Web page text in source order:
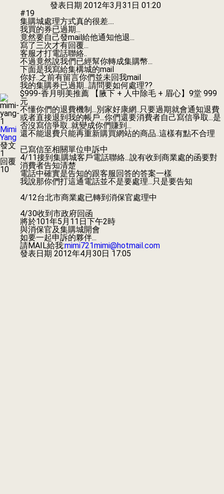
發表日期 2012年3月31日 01:20
Mimi
Yang
發文
1
回覆
10
#19
集購城處理方式真的很差....
我買的券已過期...
竟然要自己發mail給他通知他退...
寫了三次才有回覆...
客服才打電話聯絡..
不過竟然說我們已經幫你轉成集購幣...
下面是我寫給集構城的mail
你好..之前有留言你們並未回我mail
我的集購券已過期...請問要如何處理??
$999-香月明美推薦 【腋下 + 人中除毛 + 眉心】9堂 999
元
不懂你們的退費機制...別家好康網..只要過期就會通知退費
或者直接退到我的帳戶...你們還要消費者自己寫信爭取...是
否沒寫信爭取..就變成你們賺到...
還不能退費只能再重新購買網站的商品..這樣有點不合理
已寫信至相關單位申訴中
4/11接到集購城客戶電話聯絡...說有收到商業處的函要對
消費者告知清楚
電話中確實是告知的跟客服回答的答案一樣
我說那你們打這通電話並不是要處理...只是要告知
4/12台北市商業處已轉到消保官處理中
4/30收到市政府回函
將於101年5月11日下午2時
與消保官及集購城開會
如要一起申訴的夥伴...
請MAIL給我:mimi721mimi@hotmail.com
發表日期 2012年4月30日 17:05